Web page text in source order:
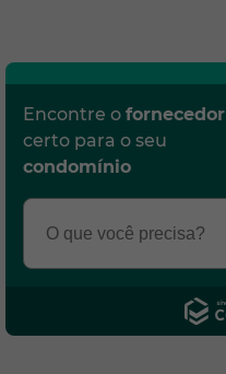
Encontre o fornecedor
certo para o seu
condomínio